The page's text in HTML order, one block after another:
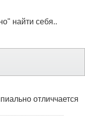
найти себя..
отличчается